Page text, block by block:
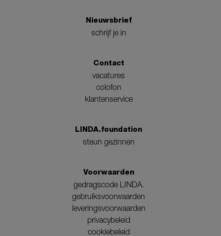
Nieuwsbrief
schrijf je in
Contact
vacatures
colofon
klantenservice
LINDA.foundation
steun gezinnen
Voorwaarden
gedragscode LINDA.
gebruiksvoorwaarden
leveringsvoorwaarden
privacybeleid
cookiebeleid